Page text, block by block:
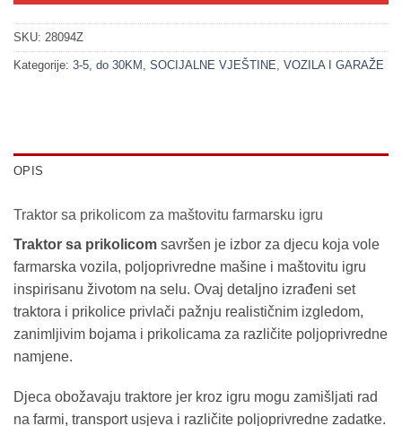
SKU: 28094Z
Kategorije: 3-5 do 30KM SOCIJALNE VJEŠTINE VOZILA I GARAŽE
OPIS
Traktor sa prikolicom za maštovitu farmarsku igru
Traktor sa prikolicom savršen je izbor za djecu koja vole
farmarska vozila, poljoprivredne mašine i maštovitu igru
inspirisanu životom na selu. Ovaj detaljno izrađeni set
traktora i prikolice privlači pažnju realističnim izgledom,
zanimljivim bojama i prikolicama za različite poljoprivredne
namjene.
Djeca obožavaju traktore jer kroz igru mogu zamišljati rad
na farmi, transport usjeva i različite poljoprivredne zadatke.